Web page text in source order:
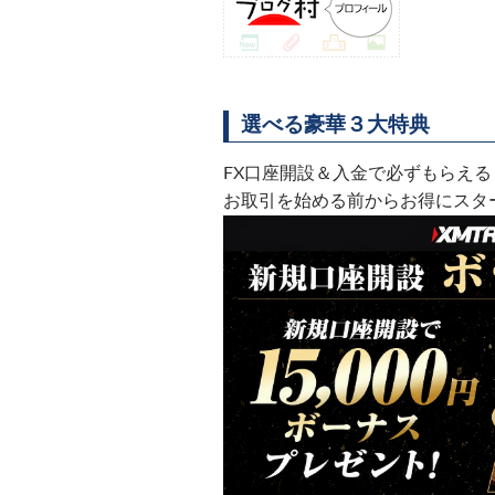
選べる豪華３大特典
FX口座開設＆入金で必ずもらえる
お取引を始める前からお得にスタ